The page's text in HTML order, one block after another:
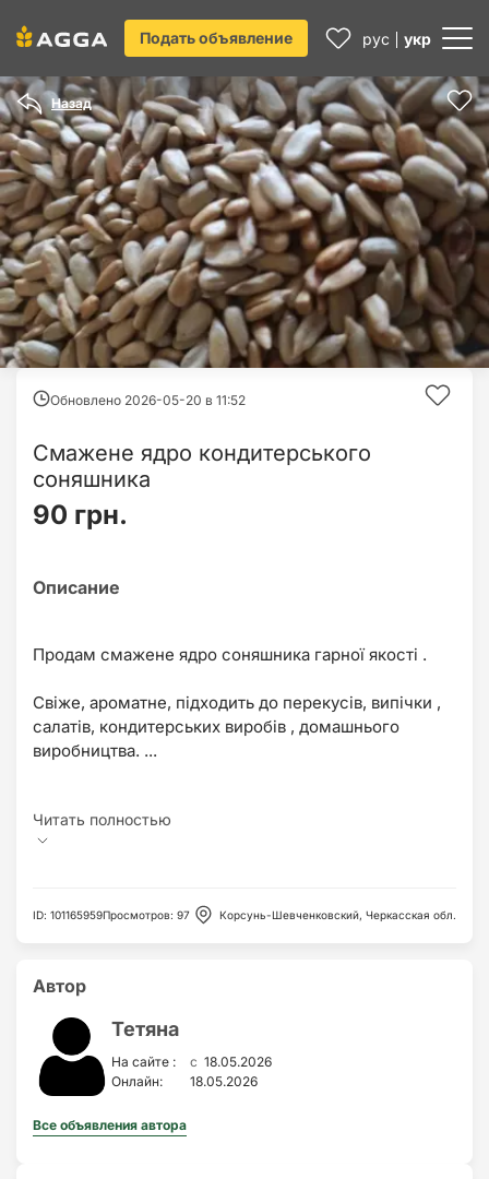
Подать объявление рус укр
Назад
Обновлено 2026-05-20 в 11:52
Смажене ядро кондитерського
соняшника
90 грн.
Продам смажене ядро соняшника гарної якості .
Свіже, ароматне, підходить до перекусів, випічки ,
салатів, кондитерських виробів , домашнього
виробництва. ...
ID: 101165959Просмотров: 97 Корсунь-Шевченковский, Черкасская обл.
Автор
Тетяна
На сайте : c 18.05.2026
Онлайн:
18.05.2026
Все объявления автора